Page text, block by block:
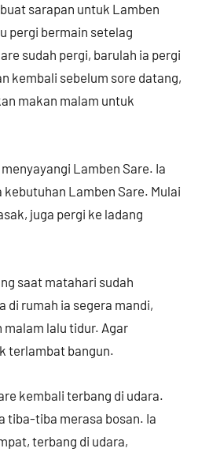
sarapan untuk Lamben
pergi bermain setelag
sudah pergi, barulah ia pergi
kembali sebelum sore datang,
makan malam untuk
Lamben Sare. Ia
Lamben Sare. Mulai
juga pergi ke ladang
saat matahari sudah
di rumah ia segera mandi,
lalu tidur. Agar
terlambat bangun.
kembali terbang di udara.
tiba-tiba merasa bosan. Ia
terbang di udara,